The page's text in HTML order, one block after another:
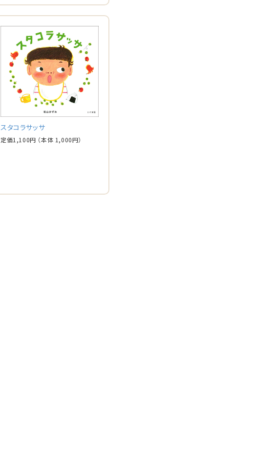
スタコラサッサ
定価1,100円 （本体 1,000円）